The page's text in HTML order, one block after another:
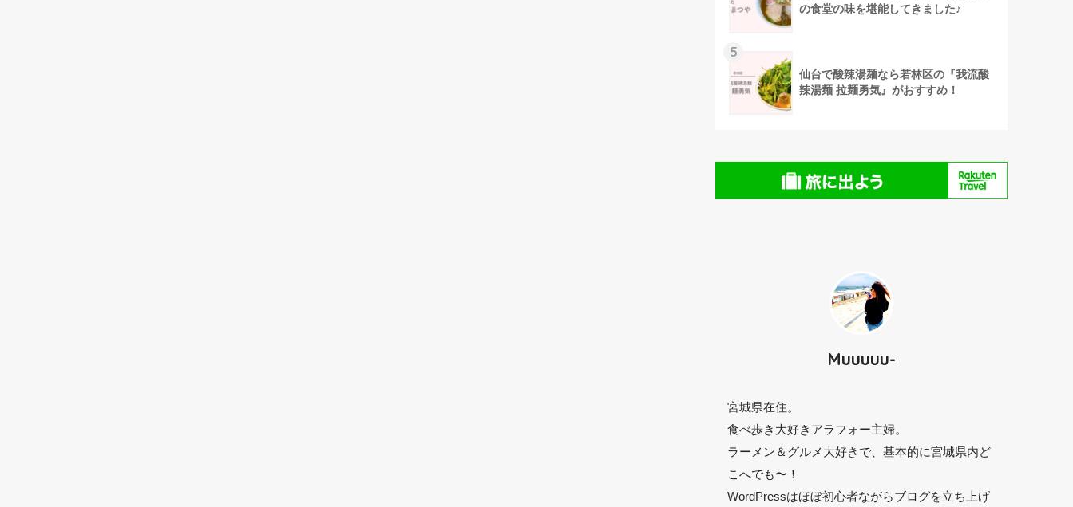
の食堂の味を堪能してきました♪
5
仙台で酸辣湯麺なら若林区の『我流酸
辣湯麺 拉麺勇気』がおすすめ！
Muuuuu-
宮城県在住。
食べ歩き大好きアラフォー主婦。
ラーメン＆グルメ大好きで、基本的に宮城県内ど
こへでも〜！
WordPressはほぼ初心者ながらブログを立ち上げ